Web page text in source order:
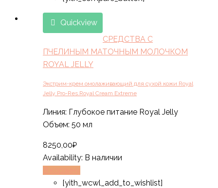
Quickview
СРЕДСТВА С
ПЧЕЛИНЫМ МАТОЧНЫМ МОЛОЧКОМ
ROYAL JELLY
Экстрим-крем омолаживающий для сухой кожи Royal
Jelly Pro-Res.Royal Cream Extreme
Линия: Глубокое питание Royal Jelly
Объем: 50 мл
8250,00₽
Availability: В наличии
[yith_wcwl_add_to_wishlist]